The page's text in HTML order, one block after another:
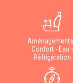
Confort - Eau -
Réfrigération